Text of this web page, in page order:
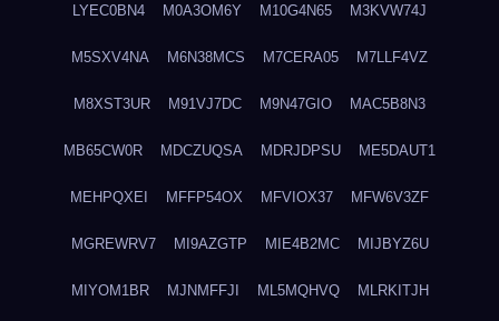
LYEC0BN4 M0A3OM6Y M10G4N65 M3KVW74J
M5SXV4NA M6N38MCS M7CERA05 M7LLF4VZ
M8XST3UR M91VJ7DC M9N47GIO MAC5B8N3
MB65CW0R MDCZUQSA MDRJDPSU ME5DAUT1
MEHPQXEI MFFP54OX MFVIOX37 MFW6V3ZF
MGREWRV7 MI9AZGTP MIE4B2MC MIJBYZ6U
MIYOM1BR MJNMFFJI ML5MQHVQ MLRKITJH